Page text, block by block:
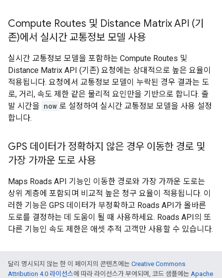
Compute Routes 및 Distance Matrix API (기
존)에서 실시간 교통정보 모델 사용
실시간 교통정보 모델을 포함하는 Compute Routes 및
Distance Matrix API (기존) 요청에는 상대적으로 높은 요율이
적용됩니다. 요청에서 교통정보 모델이 누락된 경우 결과는 도
로, 거리, 속도 제한 같은 물리적 요인만을 기반으로 합니다. 출
발 시간을 now 로 설정하여 실시간 교통정보 모델을 사용 설정
합니다.
GPS 데이터가 정확하지 않은 경우 이동한 경로 및
가장 가까운 도로 사용
Maps Roads API 기능인 이동한 경로와 가장 가까운 도로는
상위 계층에 포함되며 비교적 높은 청구 요율이 적용됩니다. 이
러한 기능은 GPS 데이터가 부정확하고 Roads API가 올바른
도로를 결정하는 데 도움이 될 때 사용하세요. Roads API의 또
다른 기능인 속도 제한은 애셋 추적 고객만 사용할 수 있습니다.
달리 명시되지 않는 한 이 페이지의 콘텐츠에는 Creative Commons
Attribution 4.0 라이선스에 따라 라이선스가 부여되며, 코드 샘플에는 Apache